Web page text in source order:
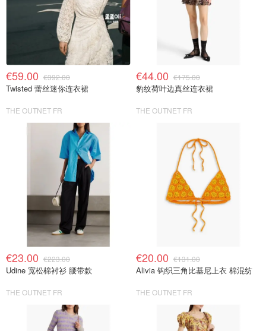
€59.00 €392.00
Twisted 蕾丝迷你连衣裙
THE OUTNET FR
€44.00 €175.00
豹纹荷叶边真丝连衣裙
THE OUTNET FR
€23.00 €223.00
Udine 宽松棉衬衫 腰带款
THE OUTNET FR
€20.00 €131.00
Alivia 钩织三角比基尼上衣 棉混纺
THE OUTNET FR